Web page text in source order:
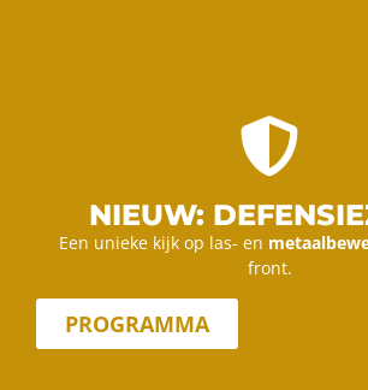
NIEUW:
Een unieke kijk op las- en
front.
PROGRAMMA